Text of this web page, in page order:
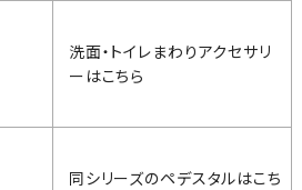
洗面・トイレまわりアクセサリ
ーはこちら
同シリーズのペデスタルはこち